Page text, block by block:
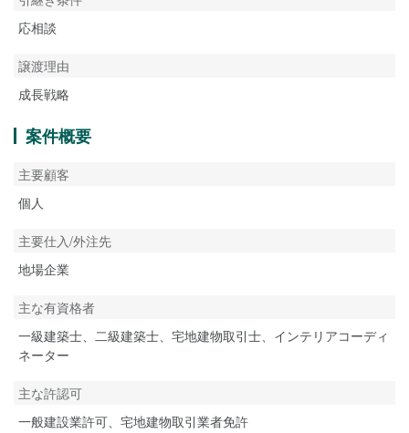
応相談
譲渡理由
成長戦略
案件概要
主要顧客
個人
主要仕入/外注先
地場企業
主な有資格者
一級建築士、二級建築士、宅地建物取引士、インテリアコーディ
ネーター
主な許認可
一般建設業許可、宅地建物取引業者免許